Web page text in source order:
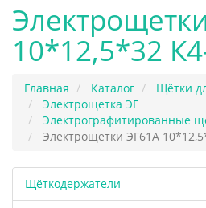
10*12,5*32
Главная Каталог
Щётки
Электрощетка ЭГ
Электрографитированные
Электрощетки ЭГ61А
Щёткодержатели